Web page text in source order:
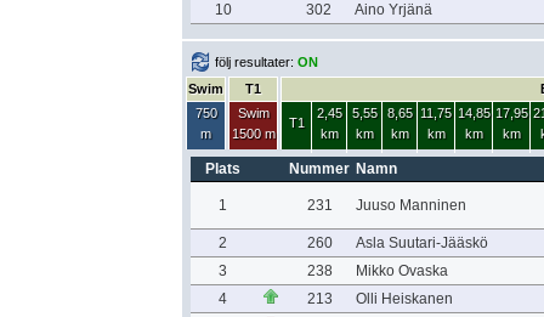
10
302 Aino Yrjänä
följ resultater: ON
Swim
750
m
T1
Swim
1500 m
T1
2,45
km
5,55
km
8,65
km
11,75
km
14,85
km
17,95
km
Plats Nummer Namn
1 231 Juuso Manninen
2 260
Asla Suutari-Jääskö
3
238
Mikko Ovaska
4
213
Olli Heiskanen